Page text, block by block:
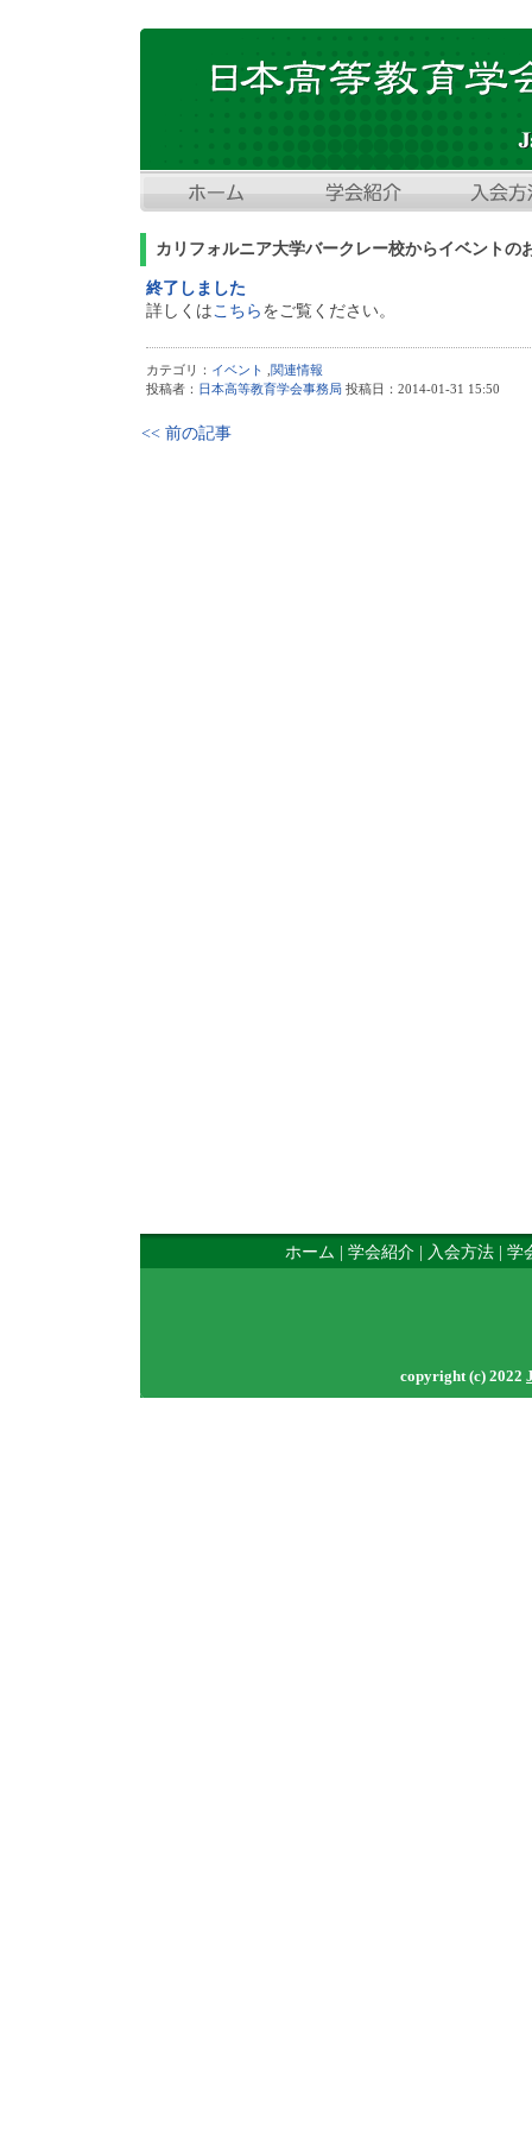
カリフォルニア大学バークレー校からイベントの
終了しました
詳しくはこちら をご覧ください。
カテゴリ： イベント
関連情報
投稿者： 日本高等教育学会事務局 投稿日：2014-01-31 15:50
<< 前の記事
ホーム 学会紹介 入会方法 学
copyright (c) 2022